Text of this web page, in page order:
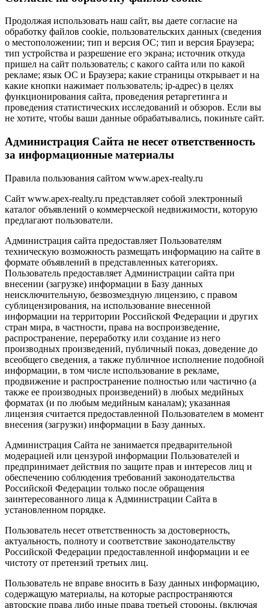
Продолжая использовать наш сайт, вы даете согласие на
обработку файлов cookie, пользовательских данных (сведения
о местоположении; тип и версия ОС; тип и версия Браузера;
тип устройства и разрешение его экрана; источник откуда
пришел на сайт пользователь; с какого сайта или по какой
рекламе; язык ОС и Браузера; какие страницы открывает и на
какие кнопки нажимает пользователь; ip-адрес) в целях
функционирования сайта, проведения ретаргетинга и
проведения статистических исследований и обзоров. Если вы
не хотите, чтобы ваши данные обрабатывались, покиньте сайт.
Администрация Сайта не несет ответственность
за информационные материалы
Правила пользования сайтом www.apex-realty.ru
Сайт www.apex-realty.ru представляет собой электронный
каталог объявлений о коммерческой недвижимости, которую
предлагают пользователи.
Администрация сайта предоставляет Пользователям
техническую возможность размещать информацию на сайте в
формате объявлений в представленных категориях.
Пользователь предоставляет Администрации сайта при
внесении (загрузке) информации в Базу данных
неисключительную, безвозмездную лицензию, с правом
сублицензирования, на использование внесенной
информации на территории Российской Федерации и других
стран мира, в частности, права на воспроизведение,
распространение, переработку или создание из него
производных произведений, публичный показ, доведение до
всеобщего сведения, а также публичное исполнение подобной
информации, в том числе использование в рекламе,
продвижение и распространение полностью или частично (а
также ее производных произведений) в любых медийных
форматах (и по любым медийным каналам); указанная
лицензия считается предоставленной Пользователем в момент
внесения (загрузки) информации в Базу данных.
Администрация Сайта не занимается предварительной
модерацией или цензурой информации Пользователей и
предпринимает действия по защите прав и интересов лиц и
обеспечению соблюдения требований законодательства
Российской Федерации только после обращения
заинтересованного лица к Администрации Сайта в
установленном порядке.
Пользователь несет ответственность за достоверность,
актуальность, полноту и соответствие законодательству
Российской Федерации предоставленной информации и ее
чистоту от претензий третьих лиц.
Пользователь не вправе вносить в Базу данных информацию,
содержащую материалы, на которые распространяются
авторские права либо иные права третьей стороны, (включая